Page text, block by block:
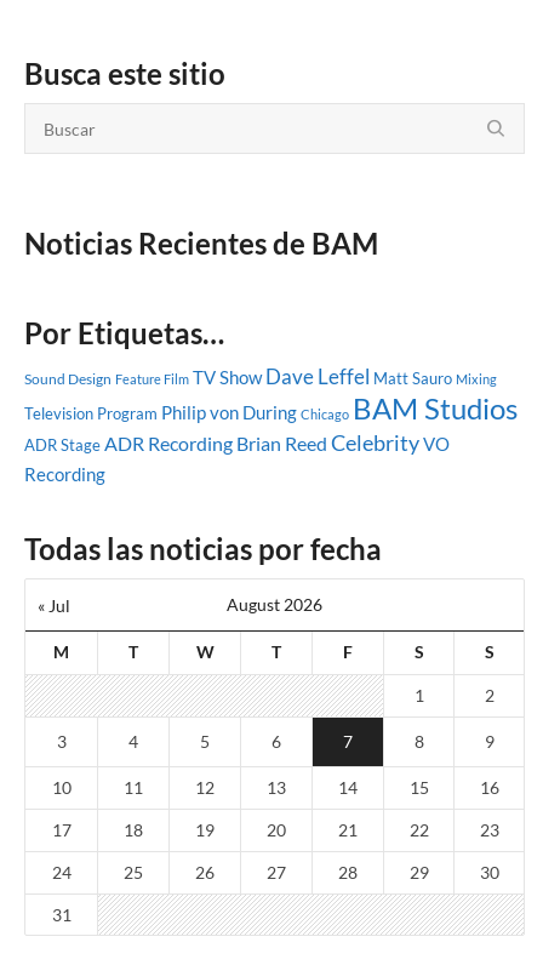
Busca este sitio
Noticias Recientes de BAM
Por Etiquetas…
Sound Design Feature Film TV Show Dave Leffel Matt Sauro Mixing
Television Program Philip von During Chicago BAM Studios
ADR StageADR Recording Brian Reed CelebrityVO
Recording
Todas las noticias por fecha
August 2026
M T W T F S S
« Jul
1 2
3 4 5 6 7 8 9
10 11 12 13 14 15 16
17 18 19 20 21 22 23
24 25 26 27 28 29 30
31